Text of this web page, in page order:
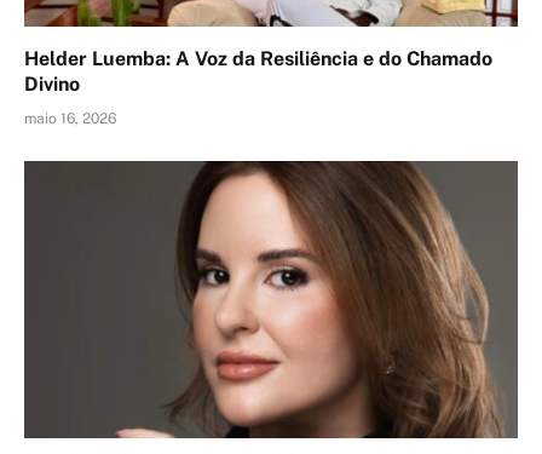
Helder Luemba: A Voz da Resiliência e do Chamado
Divino
maio 16, 2026